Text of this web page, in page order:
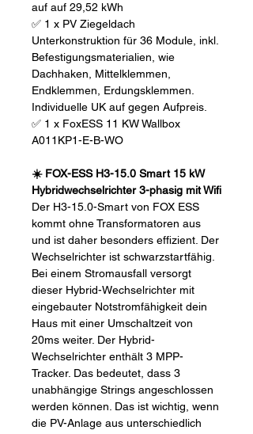
auf auf 29,52 kWh
✅ 1 x PV Ziegeldach
Unterkonstruktion für 36 Module, inkl.
Befestigungsmaterialien, wie
Dachhaken, Mittelklemmen,
Endklemmen, Erdungsklemmen.
Individuelle UK auf gegen Aufpreis.
✅ 1 x FoxESS 11 KW Wallbox
A011KP1-E-B-WO
☀️ FOX-ESS H3-15.0 Smart 15 kW
Hybridwechselrichter 3-phasig mit Wifi
Der H3-15.0-Smart von FOX ESS
kommt ohne Transformatoren aus
und ist daher besonders effizient. Der
Wechselrichter ist schwarzstartfähig.
Bei einem Stromausfall versorgt
dieser Hybrid-Wechselrichter mit
eingebauter Notstromfähigkeit dein
Haus mit einer Umschaltzeit von
20ms weiter. Der Hybrid-
Wechselrichter enthält 3 MPP-
Tracker. Das bedeutet, dass 3
unabhängige Strings angeschlossen
werden können. Das ist wichtig, wenn
die PV-Anlage aus unterschiedlich